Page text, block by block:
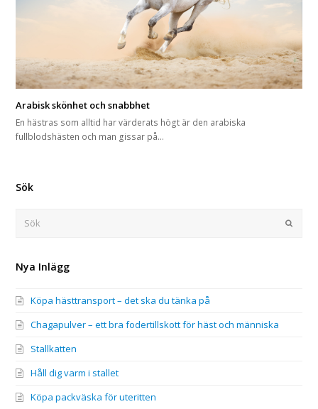
Arabisk skönhet och snabbhet
En hästras som alltid har värderats högt är den arabiska
fullblodshästen och man gissar på…
Sök
Submit
Nya Inlägg
Köpa hästtransport – det ska du tänka på
Chagapulver – ett bra fodertillskott för häst och människa
Stallkatten
Håll dig varm i stallet
Köpa packväska för uteritten